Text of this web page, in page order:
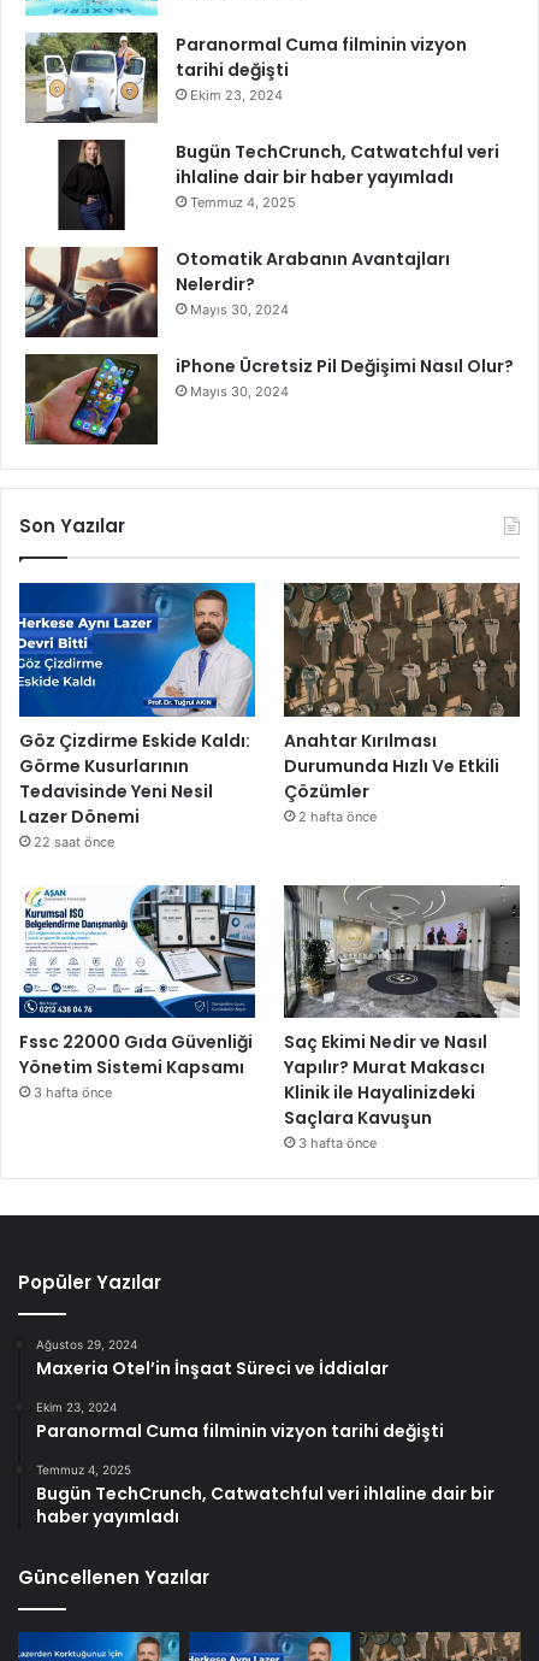
m
a
n
d
g
ü
v
e
ç
y
y
ü
k
s
i
y
o
Paranormal Cuma filminin vizyon
tarihi değişti
Ekim 23, 2024
Bugün TechCrunch, Catwatchful veri
ihlaline dair bir haber yayımladı
Temmuz 4, 2025
Otomatik Arabanın Avantajları
Nelerdir?
Mayıs 30, 2024
iPhone Ücretsiz Pil Değişimi Nasıl Olur?
Mayıs 30, 2024
Son Yazılar
Göz Çizdirme Eskide Kaldı:
Görme Kusurlarının
Tedavisinde Yeni Nesil
Lazer Dönemi
22 saat önce
Anahtar Kırılması
Durumunda Hızlı Ve Etkili
Çözümler
2 hafta önce
Fssc 22000 Gıda Güvenliği
Yönetim Sistemi Kapsamı
3 hafta önce
Saç Ekimi Nedir ve Nasıl
Yapılır? Murat Makascı
Klinik ile Hayalinizdeki
Saçlara Kavuşun
3 hafta önce
Popüler Yazılar
Ağustos 29, 2024
Maxeria Otel’in İnşaat Süreci ve İddialar
Ekim 23, 2024
Paranormal Cuma filminin vizyon tarihi değişti
Temmuz 4, 2025
Bugün TechCrunch, Catwatchful veri ihlaline dair bir
haber yayımladı
Güncellenen Yazılar